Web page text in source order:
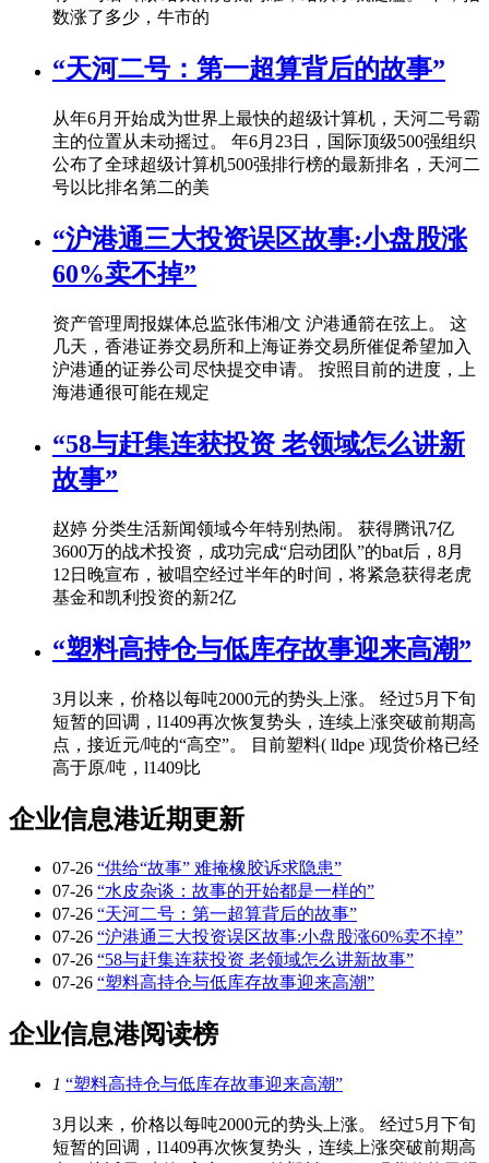
数涨了多少，牛市的
“天河二号：第一超算背后的故事”
从年6月开始成为世界上最快的超级计算机，天河二号霸
主的位置从未动摇过。 年6月23日，国际顶级500强组织
公布了全球超级计算机500强排行榜的最新排名，天河二
号以比排名第二的美
“沪港通三大投资误区故事:小盘股涨
60%卖不掉”
资产管理周报媒体总监张伟湘/文 沪港通箭在弦上。 这
几天，香港证券交易所和上海证券交易所催促希望加入
沪港通的证券公司尽快提交申请。 按照目前的进度，上
海港通很可能在规定
“58与赶集连获投资 老领域怎么讲新
故事”
赵婷 分类生活新闻领域今年特别热闹。 获得腾讯7亿
3600万的战术投资，成功完成“启动团队”的bat后，8月
12日晚宣布，被唱空经过半年的时间，将紧急获得老虎
基金和凯利投资的新2亿
“塑料高持仓与低库存故事迎来高潮”
3月以来，价格以每吨2000元的势头上涨。 经过5月下旬
短暂的回调，l1409再次恢复势头，连续上涨突破前期高
点，接近元/吨的“高空”。 目前塑料( lldpe )现货价格已经
高于原/吨，l1409比
企业信息港近期更新
07-26 “供给“故事” 难掩橡胶诉求隐患”
07-26 “水皮杂谈：故事的开始都是一样的”
07-26 “天河二号：第一超算背后的故事”
07-26 “沪港通三大投资误区故事:小盘股涨60%卖不掉”
07-26 “58与赶集连获投资 老领域怎么讲新故事”
07-26 “塑料高持仓与低库存故事迎来高潮”
企业信息港阅读榜
1 “塑料高持仓与低库存故事迎来高潮”
3月以来，价格以每吨2000元的势头上涨。 经过5月下旬
短暂的回调，l1409再次恢复势头，连续上涨突破前期高